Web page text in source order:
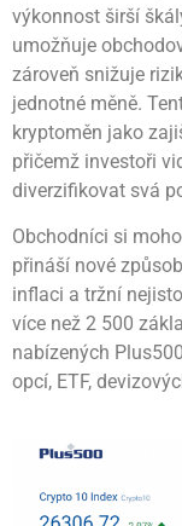
výkonnost širší
umožňuje
zároveň snižuje
jednotné měně.
kryptoměn jako
přičemž investoři
diverzifikovat svá
Obchodníci si
přináší nové
inflaci a tržní
více než 2 500
nabízených
opcí, ETF,